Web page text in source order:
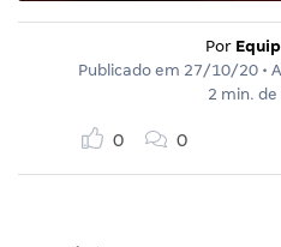
Por
Publicado em 27/10/20 •
2 min.
0 0